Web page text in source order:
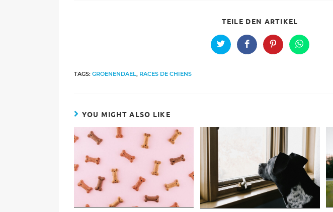
TEILE DEN ARTIKEL
CONTENT
Opens
in
Opens
in
Opens
in
Opens
in
TAGS: GROENENDAEL, RACES DE CHIENS
YOU MIGHT ALSO LIKE